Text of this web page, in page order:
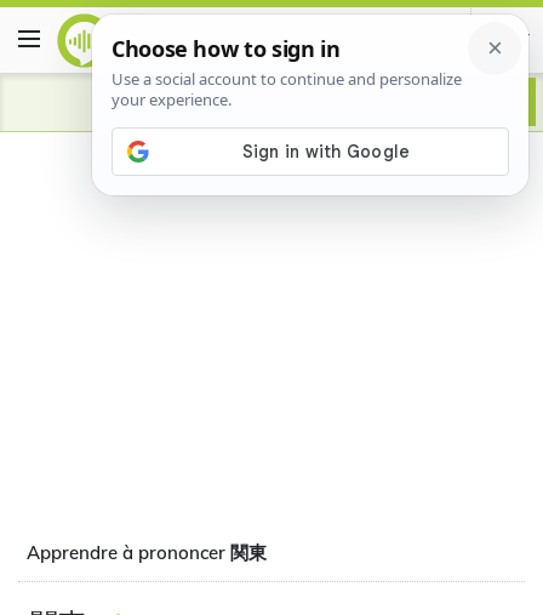
Advertisement
Apprendre à prononcer 関東